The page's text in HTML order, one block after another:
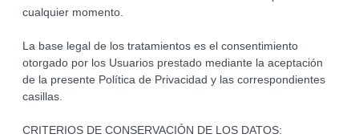
cualquier momento.
La base legal de los tratamientos es el consentimiento
otorgado por los Usuarios prestado mediante la aceptación
de la presente Política de Privacidad y las correspondientes
casillas.
CRITERIOS DE CONSERVACIÓN DE LOS DATOS: